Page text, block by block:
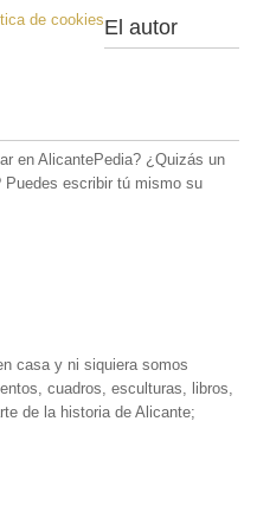
de cookiesEl autor
en AlicantePedia? ¿Quizás un
Puedes escribir tú mismo su
casa y ni siquiera somos
cuadros, esculturas, libros,
de la historia de Alicante;